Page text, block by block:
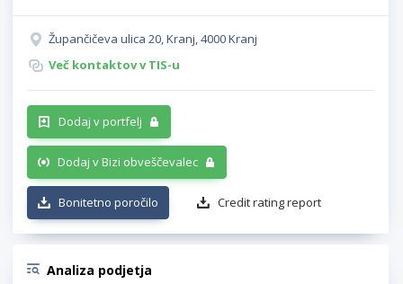
Župančičeva ulica 20, Kranj, 4000 Kranj
Več kontaktov v TIS-u
Dodaj v portfelj
Dodaj v Bizi obveščevalec
Bonitetno poročilo Credit rating report
Analiza podjetja